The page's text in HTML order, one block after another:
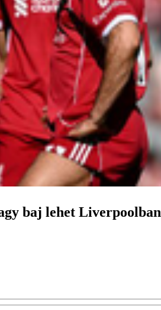
baj lehet Liverpoolban